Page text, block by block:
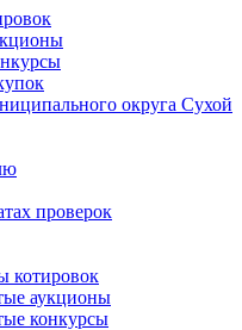
округа Сухой
проверок
котировок
аукционы
конкурсы